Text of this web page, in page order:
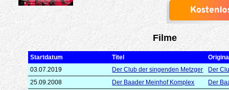
Filme
Startdatum Titel
03.07.2019
Der Club der singenden Metzger
Der
25.09.2008
Der Baader Meinhof Komplex
Der